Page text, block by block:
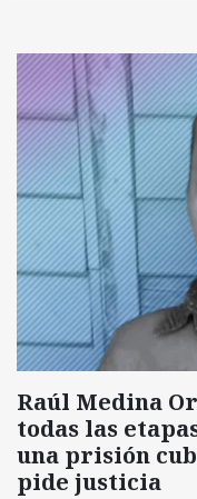
Raúl Medina
todas las
una prisión
pide justicia